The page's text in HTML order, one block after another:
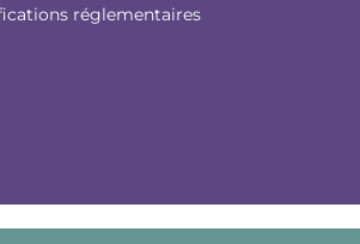
réglementaires